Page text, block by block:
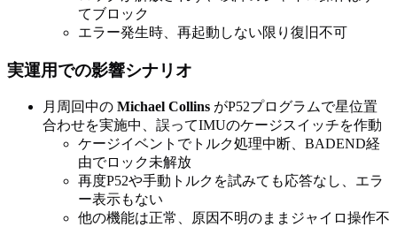
てブロック
エラー発生時、再起動しない限り復旧不可
実運用での影響シナリオ
月周回中の Michael Collins がP52プログラムで星位置
合わせを実施中、誤ってIMUのケージスイッチを作動
ケージイベントでトルク処理中断、BADEND経
由でロック未解放
再度P52や手動トルクを試みても応答なし、エラ
ー表示もない
他の機能は正常、原因不明のままジャイロ操作不